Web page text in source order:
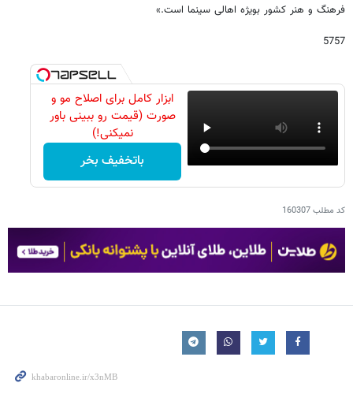
فرهنگ و هنر کشور بویژه اهالی سینما است.»
5757
ابزار کامل برای اصلاح مو و
صورت (قیمت رو ببینی باور
نمیکنی!)
باتخفیف بخر
کد مطلب160307